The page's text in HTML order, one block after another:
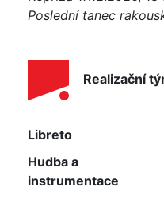
Poslední tanec
Realizační
Libreto
Hudba a
instrumentace